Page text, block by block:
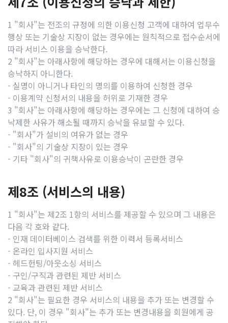
1 "회사"는 전조의 규정에 의한 이용신청 고객에 대하여 업무수
행상 또는 기술상 지장이 없는 경우에는 원칙적으로 접수순서에
따라 서비스 이용을 승낙한다.
2 "회사"는 아래사항에 해당하는 경우에 대해서는 이용신청을
승낙하지 아니한다.
- 실명이 아니거나 타인의 명의를 이용하여 신청한 경우
- 이용계약 신청서의 내용을 허위로 기재한 경우
3 "회사"는 아래사항에 해당하는 경우에는 그 신청에 대하여 승
낙제한 사유가 해소될 때까지 승낙을 유보할 수 있다.
- "회사"가 설비의 여유가 없는 경우
- "회사"의 기술상 지장이 있는 경우
- 기타 "회사"의 귀책사유로 이용승낙이 곤란한 경우
제8조 (서비스의 내용)
1 "회사"는 제2조 1항의 서비스를 제공할 수 있으며 그 내용은
다음 각 호와 같다.
- 인재 데이터베이스 검색를 위한 이력서 등록서비스
- 온라인 입사지원 서비스
- 헤드헌팅/아웃소싱 서비스
- 구인/구직과 관련된 제반 서비스
- 교육과 관련된 제반 서비스
2 "회사"는 필요한 경우 서비스의 내용을 추가 또는 변경할 수
있다. 단, 이 경우 "회사"는 추가 또는 변경내용을 회원에게 공